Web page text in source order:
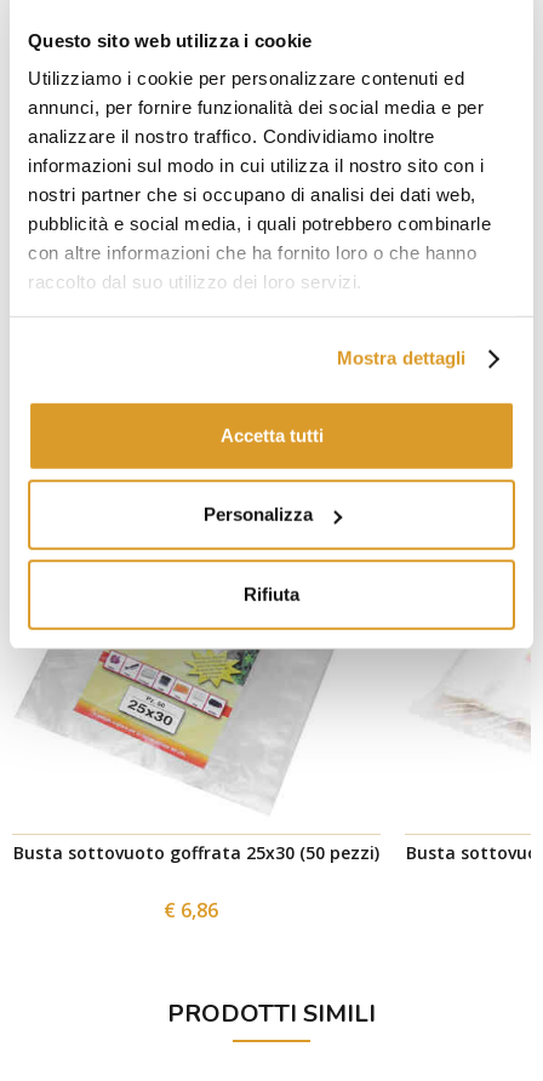
Questo sito web utilizza i cookie
Utilizziamo i cookie per personalizzare contenuti ed
annunci, per fornire funzionalità dei social media e per
analizzare il nostro traffico. Condividiamo inoltre
informazioni sul modo in cui utilizza il nostro sito con i
nostri partner che si occupano di analisi dei dati web,
pubblicità e social media, i quali potrebbero combinarle
con altre informazioni che ha fornito loro o che hanno
raccolto dal suo utilizzo dei loro servizi.
Mostra dettagli
Accetta tutti
Personalizza
Rifiuta
Electra 16-Electra 12- Electra 7
Ariel 15 L
Jenny Plus 12 - Jenny Plus 8 - Jenny Plus 6
Mary 10 - Lady 7 - Mary 5
Carry 15 L
Gamma 10 - Gamma 7 - Gamma 5
Miura 22 - Miura 16 - Miura 12
Garden 22 - Garden 15 - Garden 12
Garden 10 - Garden 7 - Garden 5
Stilla 10 - Stilla 5
Offerta
Busta sottovuoto goffrata 25x30 (50 pezzi)
€ 6,86
Offerta
Busta
PRODOTTI SIMILI